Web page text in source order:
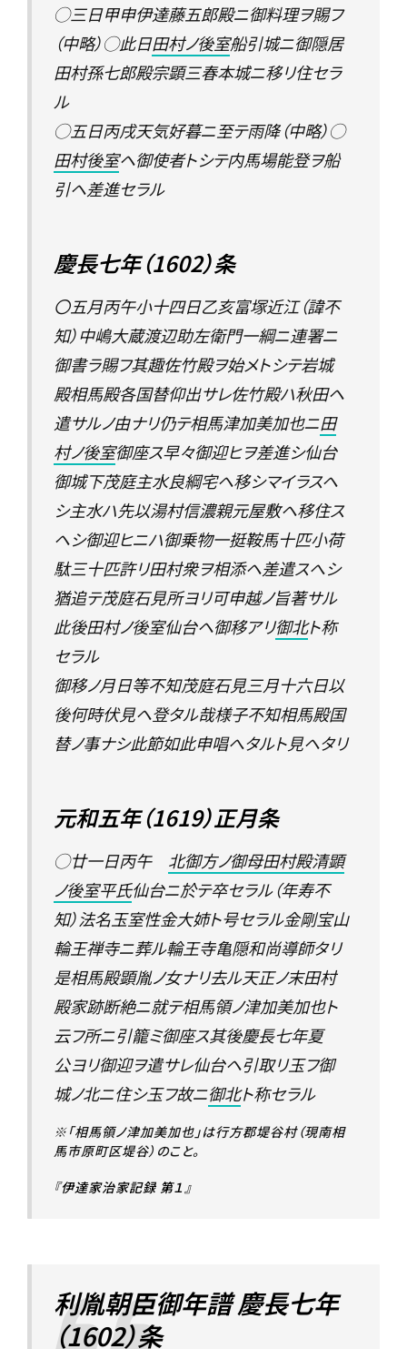
◯三日甲申伊達藤五郎殿ニ御料理ヲ賜フ
（中略）◯此日田村ノ後室船引城ニ御隠居
田村孫七郎殿宗顕三春本城ニ移リ住セラ
ル
◯五日丙戌天気好暮ニ至テ雨降（中略）◯
田村後室ヘ御使者トシテ内馬場能登ヲ船
引ヘ差進セラル
慶長七年（1602）条
〇五月丙午小十四日乙亥富塚近江（諱不
知）中嶋大蔵渡辺助左衛門一綱ニ連署ニ
御書ラ賜フ其趣佐竹殿ヲ始メトシテ岩城
殿相馬殿各国替仰出サレ佐竹殿ハ秋田ヘ
遣サルノ由ナリ仍テ相馬津加美加也ニ田
村ノ後室御座ス早々御迎ヒヲ差進シ仙台
御城下茂庭主水良綱宅ヘ移シマイラスヘ
シ主水ハ先以湯村信濃親元屋敷ヘ移住ス
ヘシ御迎ヒニハ御乗物一挺鞍馬十匹小荷
駄三十匹許リ田村衆ヲ相添ヘ差遣スへシ
猶追テ茂庭石見所ヨリ可申越ノ旨著サル
此後田村ノ後室仙台ヘ御移アリ御北ト称
セラル
御移ノ月日等不知茂庭石見三月十六日以
後何時伏見ヘ登タル哉様子不知相馬殿国
替ノ事ナシ此節如此申唱へタルト見ヘタリ
元和五年（1619）正月条
◯廿一日丙午 北御方ノ御母田村殿清顕
ノ後室平氏仙台ニ於テ卒セラル（年寿不
知）法名玉室性金大姉ト号セラル金剛宝山
輪王禅寺ニ葬ル輪王寺亀隠和尚導師タリ
是相馬殿顕胤ノ女ナリ去ル天正ノ末田村
殿家跡断絶ニ就テ相馬領ノ津加美加也ト
云フ所ニ引籠ミ御座ス其後慶長七年夏
公ヨリ御迎ヲ遣サレ仙台ヘ引取リ玉フ御
城ノ北ニ住シ玉フ故ニ御北ト称セラル
※「相馬領ノ津加美加也」は行方郡堤谷村（現南相
馬市原町区堤谷）のこと。
『伊達家治家記録 第１』
利胤朝臣御年譜 慶長七年
（1602）条